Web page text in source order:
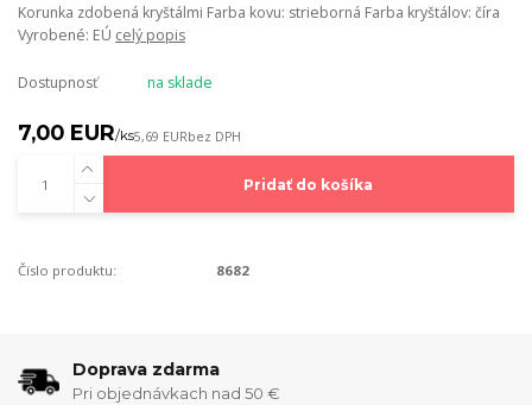
Korunka zdobená kryštálmi Farba kovu: strieborná Farba kryštálov: číra
Vyrobené: EÚ celý popis
Dostupnosť na sklade
7,00 EUR/ks5,69 EURbez DPH
Pridať do košíka
Číslo produktu: 8682
Doprava zdarma
Pri objednávkach nad 50 €